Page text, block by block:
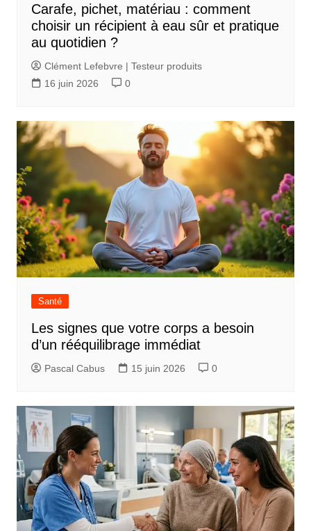
Carafe, pichet, matériau : comment
choisir un récipient à eau sûr et pratique
au quotidien ?
Clément Lefebvre | Testeur produits
16 juin 2026
0
Santé
Les signes que votre corps a besoin
d’un rééquilibrage immédiat
Pascal Cabus 15 juin 2026 0